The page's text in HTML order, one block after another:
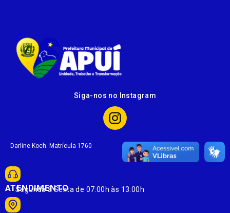
Siga-nos no Instagram
Darline Koch. Matrícula 1760
ATENDIMENTO
Segunda à Sexta de 07:00h às 13:00h